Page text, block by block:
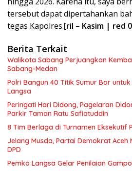
tersebut dapat dipertahankan
tegas Kapolres.[ril – Kasim | red
Berita Terkait
Walikota Sabang Perjuangkan
Sabang-Medan
Polri Bangun 40 Titik Sumur Bor
Langsa
Peringati Hari Didong, Pagelaran
Parkir Taman Ratu Safiatuddin
8 Tim Berlaga di Turnamen Eksekutif
Jelang Musda, Partai Demokrat Aceh
DPD
Pemko Langsa Gelar Penilaian